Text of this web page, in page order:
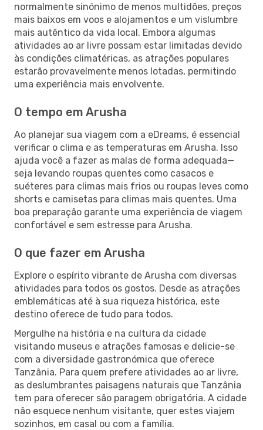
normalmente sinónimo de menos multidões, preços
mais baixos em voos e alojamentos e um vislumbre
mais autêntico da vida local. Embora algumas
atividades ao ar livre possam estar limitadas devido
às condições climatéricas, as atrações populares
estarão provavelmente menos lotadas, permitindo
uma experiência mais envolvente.
O tempo em Arusha
Ao planejar sua viagem com a eDreams, é essencial
verificar o clima e as temperaturas em Arusha. Isso
ajuda você a fazer as malas de forma adequada—
seja levando roupas quentes como casacos e
suéteres para climas mais frios ou roupas leves como
shorts e camisetas para climas mais quentes. Uma
boa preparação garante uma experiência de viagem
confortável e sem estresse para Arusha.
O que fazer em Arusha
Explore o espírito vibrante de Arusha com diversas
atividades para todos os gostos. Desde as atrações
emblemáticas até à sua riqueza histórica, este
destino oferece de tudo para todos.
Mergulhe na história e na cultura da cidade
visitando museus e atrações famosas e delicie-se
com a diversidade gastronómica que oferece
Tanzânia. Para quem prefere atividades ao ar livre,
as deslumbrantes paisagens naturais que Tanzânia
tem para oferecer são paragem obrigatória. A cidade
não esquece nenhum visitante, quer estes viajem
sozinhos, em casal ou com a família.